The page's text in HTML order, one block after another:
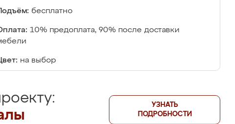
бесплатно
10% предоплата, 90% после доставки
на выбор
УЗНАТЬ
ПОДРОБНОСТИ